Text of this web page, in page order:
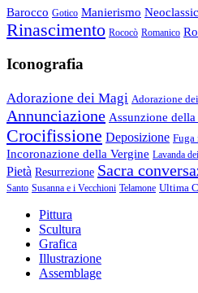
Barocco Gotico Manierismo
Rinascimento Rococò Romanico
Iconografia
Adorazione dei Magi Adorazione
Annunciazione Assunzione
Crocifissione Deposizione
Incoronazione della Vergine Lavanda
Pietà Resurrezione Sacra
Santo Susanna e i Vecchioni Telamone Ultima
Pittura
Scultura
Grafica
Illustrazione
Assemblage